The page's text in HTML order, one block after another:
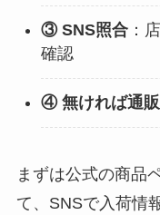
③ SNS照合：
確認
④ 無ければ通販
まずは公式の商品
て、SNSで入荷情